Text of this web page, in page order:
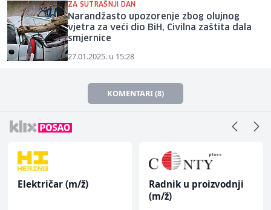
ZA SUTRAŠNJI DAN
Narandžasto upozorenje zbog olujnog
vjetra za veći dio BiH, Civilna zaštita dala
smjernice
27.01.2025. u 15:28
KOMENTARI (8)
Električar (m/ž)
Radnik u proizvodnji
(m/ž)